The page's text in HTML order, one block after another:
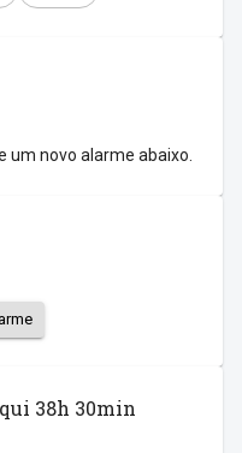
um novo alarme abaixo.
38h 30min